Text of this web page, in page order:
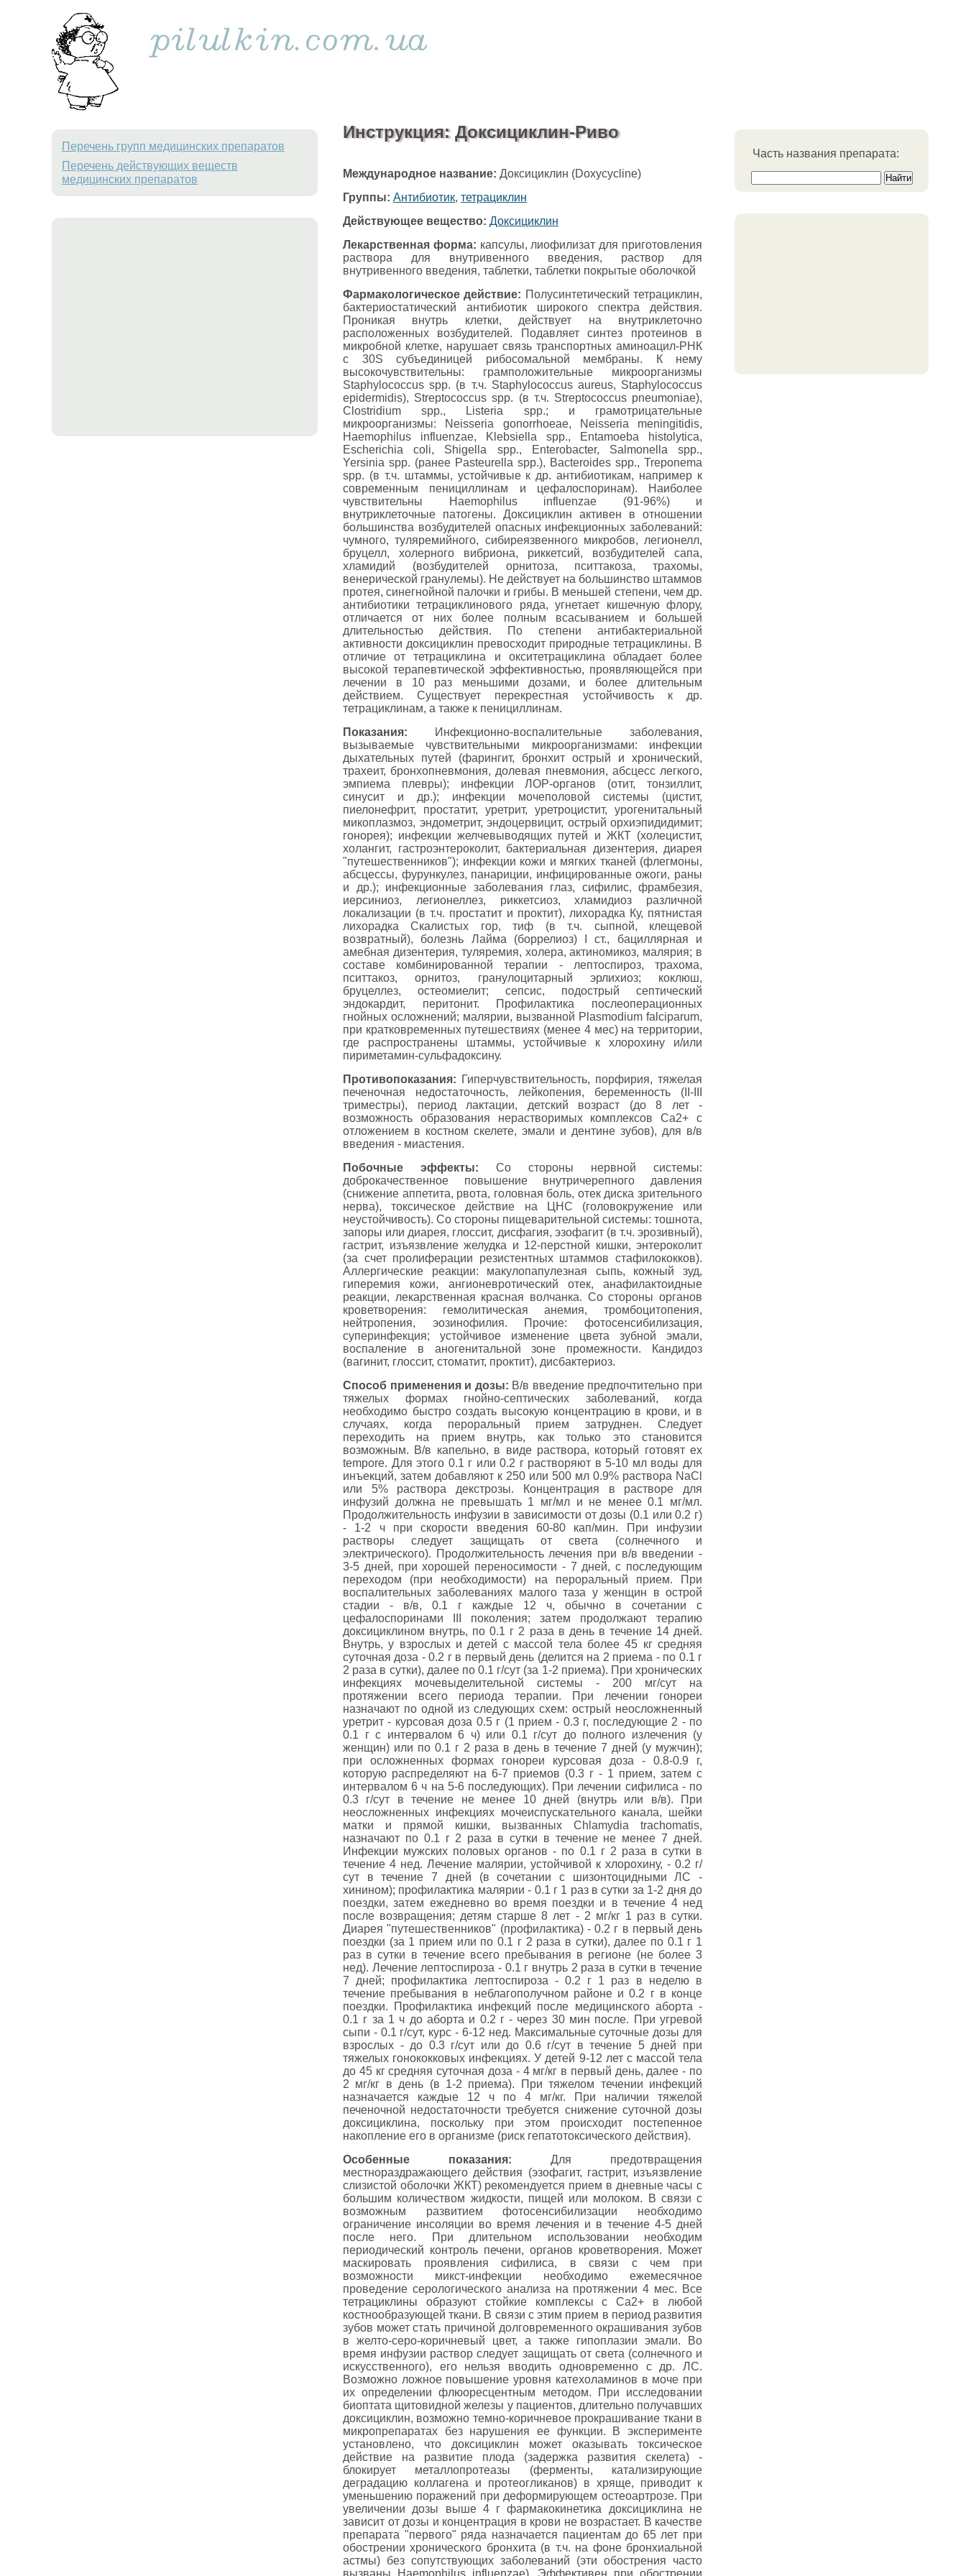
Перечень групп медицинских препаратов
Перечень действующих веществ
медицинских препаратов
Часть названия препарата:
Инструкция: Доксициклин-Риво
Международное название: Доксициклин (Doxycycline)
Группы: Антибиотик, тетрациклин
Действующее вещество: Доксициклин
Лекарственная форма: капсулы, лиофилизат для приготовления
раствора для внутривенного введения, раствор для
внутривенного введения, таблетки, таблетки покрытые оболочкой
Фармакологическое действие: Полусинтетический тетрациклин,
бактериостатический антибиотик широкого спектра действия.
Проникая внутрь клетки, действует на внутриклеточно
расположенных возбудителей. Подавляет синтез протеинов в
микробной клетке, нарушает связь транспортных аминоацил-РНК
с 30S субъединицей рибосомальной мембраны. К нему
высокочувствительны: грамположительные микроорганизмы
Staphylococcus spp. (в т.ч. Staphylococcus aureus, Staphylococcus
epidermidis), Streptococcus spp. (в т.ч. Streptococcus pneumoniae),
Clostridium spp., Listeria spp.; и грамотрицательные
микроорганизмы:
Neisseria gonorrhoeae, Neisseria meningitidis,
Haemophilus influenzae, Klebsiella spp., Entamoeba histolytica,
Escherichia coli, Shigella spp., Enterobacter, Salmonella spp.,
Yersinia spp. (ранее Pasteurella spp.), Bacteroides spp., Treponema
spp. (в т.ч. штаммы, устойчивые к др. антибиотикам, например к
современным пенициллинам и цефалоспоринам). Наиболее
чувствительны
Haemophilus influenzae (91-96%) и
внутриклеточные патогены. Доксициклин активен в отношении
большинства возбудителей опасных инфекционных заболеваний:
чумного, туляремийного, сибиреязвенного микробов, легионелл,
бруцелл, холерного вибриона, риккетсий, возбудителей сапа,
хламидий (возбудителей орнитоза, пситтакоза, трахомы,
венерической гранулемы). Не действует на большинство штаммов
протея, синегнойной палочки и грибы. В меньшей степени, чем др.
антибиотики тетрациклинового ряда, угнетает кишечную флору,
отличается от них более полным всасыванием и большей
длительностью действия. По степени антибактериальной
активности доксициклин превосходит природные тетрациклины. В
отличие от тетрациклина и окситетрациклина обладает более
высокой терапевтической эффективностью, проявляющейся при
лечении в 10 раз меньшими дозами, и более длительным
действием. Существует перекрестная устойчивость к др.
тетрациклинам, а также к пенициллинам.
Показания: Инфекционно-воспалительные заболевания,
вызываемые чувствительными микроорганизмами: инфекции
дыхательных путей (фарингит, бронхит острый и хронический,
трахеит, бронхопневмония, долевая пневмония, абсцесс легкого,
эмпиема плевры); инфекции ЛОР-органов (отит, тонзиллит,
синусит и др.); инфекции мочеполовой системы (цистит,
пиелонефрит, простатит, уретрит, уретроцистит, урогенитальный
микоплазмоз, эндометрит, эндоцервицит, острый орхиэпидидимит;
гонорея); инфекции желчевыводящих путей и ЖКТ (холецистит,
холангит, гастроэнтероколит, бактериальная дизентерия, диарея
"путешественников"); инфекции кожи и мягких тканей (флегмоны,
абсцессы, фурункулез, панариции, инфицированные ожоги, раны
и др.); инфекционные заболевания глаз, сифилис, фрамбезия,
иерсиниоз, легионеллез, риккетсиоз, хламидиоз различной
локализации (в т.ч. простатит и проктит), лихорадка Ку, пятнистая
лихорадка Скалистых гор, тиф (в т.ч. сыпной, клещевой
возвратный), болезнь Лайма (боррелиоз) I ст., бациллярная и
амебная дизентерия, туляремия, холера, актиномикоз, малярия; в
составе комбинированной терапии - лептоспироз, трахома,
пситтакоз, орнитоз, гранулоцитарный эрлихиоз; коклюш,
бруцеллез, остеомиелит; сепсис, подострый септический
эндокардит, перитонит. Профилактика послеоперационных
гнойных осложнений; малярии, вызванной Plasmodium falciparum,
при кратковременных путешествиях (менее 4 мес) на территории,
где распространены штаммы, устойчивые к хлорохину и/или
пириметамин-сульфадоксину.
Противопоказания: Гиперчувствительность, порфирия, тяжелая
печеночная недостаточность, лейкопения, беременность (II-III
триместры), период лактации, детский возраст (до 8 лет -
возможность образования нерастворимых комплексов Ca2+ с
отложением в костном скелете, эмали и дентине зубов), для в/в
введения - миастения.
Побочные эффекты: Со стороны нервной системы:
доброкачественное повышение внутричерепного давления
(снижение аппетита, рвота, головная боль, отек диска зрительного
нерва), токсическое действие на ЦНС (головокружение или
неустойчивость). Со стороны пищеварительной системы: тошнота,
запоры или диарея, глоссит, дисфагия, эзофагит (в т.ч. эрозивный),
гастрит, изъязвление желудка и 12-перстной кишки, энтероколит
(за счет пролиферации резистентных штаммов стафилококков).
Аллергические реакции: макулопапулезная сыпь, кожный зуд,
гиперемия кожи, ангионевротический отек, анафилактоидные
реакции, лекарственная красная волчанка. Со стороны органов
кроветворения: гемолитическая анемия, тромбоцитопения,
нейтропения, эозинофилия. Прочие: фотосенсибилизация,
суперинфекция; устойчивое изменение цвета зубной эмали,
воспаление в аногенитальной зоне промежности. Кандидоз
(вагинит, глоссит, стоматит, проктит), дисбактериоз.
Способ применения и дозы: В/в введение предпочтительно при
тяжелых формах гнойно-септических заболеваний, когда
необходимо быстро создать высокую концентрацию в крови, и в
случаях, когда пероральный прием затруднен. Следует
переходить на прием внутрь, как только это становится
возможным. В/в капельно, в виде раствора, который готовят ex
tempore. Для этого 0.1 г или 0.2 г растворяют в 5-10 мл воды для
инъекций, затем добавляют к 250 или 500 мл 0.9% раствора NaCl
или 5% раствора декстрозы. Концентрация в растворе для
инфузий должна не превышать 1 мг/мл и не менее 0.1 мг/мл.
Продолжительность инфузии в зависимости от дозы (0.1 или 0.2 г)
- 1-2 ч при скорости введения 60-80 кап/мин. При инфузии
растворы следует защищать от света (солнечного и
электрического). Продолжительность лечения при в/в введении -
3-5 дней, при хорошей переносимости - 7 дней, с последующим
переходом (при необходимости) на пероральный прием. При
воспалительных заболеваниях малого таза у женщин в острой
стадии - в/в, 0.1 г каждые 12 ч, обычно в сочетании с
цефалоспоринами III поколения; затем продолжают терапию
доксициклином внутрь, по 0.1 г 2 раза в день в течение 14 дней.
Внутрь, у взрослых и детей с массой тела более 45 кг средняя
суточная доза - 0.2 г в первый день (делится на 2 приема - по 0.1 г
2 раза в сутки), далее по 0.1 г/сут (за 1-2 приема). При хронических
инфекциях мочевыделительной системы - 200 мг/сут на
протяжении всего периода терапии. При лечении гонореи
назначают по одной из следующих схем: острый неосложненный
уретрит - курсовая доза 0.5 г (1 прием - 0.3 г, последующие 2 - по
0.1 г с интервалом 6 ч) или 0.1 г/сут до полного излечения (у
женщин) или по 0.1 г 2 раза в день в течение 7 дней (у мужчин);
при осложненных формах гонореи курсовая доза - 0.8-0.9 г,
которую распределяют на 6-7 приемов (0.3 г - 1 прием, затем с
интервалом 6 ч на 5-6 последующих). При лечении сифилиса - по
0.3 г/сут в течение не менее 10 дней (внутрь или в/в). При
неосложненных инфекциях мочеиспускательного канала, шейки
матки и прямой кишки, вызванных Chlamydia trachomatis,
назначают по 0.1 г 2 раза в сутки в течение не менее 7 дней.
Инфекции мужских половых органов - по 0.1 г 2 раза в сутки в
течение 4 нед. Лечение малярии, устойчивой к хлорохину, - 0.2 г/
сут в течение 7 дней (в сочетании с шизонтоцидными ЛС -
хинином); профилактика малярии - 0.1 г 1 раз в сутки за 1-2 дня до
поездки, затем ежедневно во время поездки и в течение 4 нед
после возвращения; детям старше 8 лет - 2 мг/кг 1 раз в сутки.
Диарея "путешественников" (профилактика) - 0.2 г в первый день
поездки (за 1 прием или по 0.1 г 2 раза в сутки), далее по 0.1 г 1
раз в сутки в течение всего пребывания в регионе (не более 3
нед). Лечение лептоспироза - 0.1 г внутрь 2 раза в сутки в течение
7 дней; профилактика лептоспироза - 0.2 г 1 раз в неделю в
течение пребывания в неблагополучном районе и 0.2 г в конце
поездки. Профилактика инфекций после медицинского аборта -
0.1 г за 1 ч до аборта и 0.2 г - через 30 мин после. При угревой
сыпи - 0.1 г/сут, курс - 6-12 нед. Максимальные суточные дозы для
взрослых - до 0.3 г/сут или до 0.6 г/сут в течение 5 дней при
тяжелых гонококковых инфекциях. У детей 9-12 лет с массой тела
до 45 кг средняя суточная доза - 4 мг/кг в первый день, далее - по
2 мг/кг в день (в 1-2 приема). При тяжелом течении инфекций
назначается каждые 12 ч по 4 мг/кг. При наличии тяжелой
печеночной недостаточности требуется снижение суточной дозы
доксициклина, поскольку при этом происходит постепенное
накопление его в организме (риск гепатотоксического действия).
Особенные показания: Для предотвращения
местнораздражающего действия (эзофагит, гастрит, изъязвление
слизистой оболочки ЖКТ) рекомендуется прием в дневные часы с
большим количеством жидкости, пищей или молоком. В связи с
возможным развитием фотосенсибилизации необходимо
ограничение инсоляции во время лечения и в течение 4-5 дней
после него. При длительном использовании необходим
периодический контроль печени, органов кроветворения. Может
маскировать проявления сифилиса, в связи с чем при
возможности микст-инфекции необходимо ежемесячное
проведение серологического анализа на протяжении 4 мес. Все
тетрациклины образуют стойкие комплексы с Ca2+ в любой
костнообразующей ткани. В связи с этим прием в период развития
зубов может стать причиной долговременного окрашивания зубов
в желто-серо-коричневый цвет, а также гипоплазии эмали. Во
время инфузии раствор следует защищать от света (солнечного и
искусственного), его нельзя вводить одновременно с др. ЛС.
Возможно ложное повышение уровня катехоламинов в моче при
их определении флюоресцентным методом. При исследовании
биоптата щитовидной железы у пациентов, длительно получавших
доксициклин, возможно темно-коричневое прокрашивание ткани в
микропрепаратах без нарушения ее функции. В эксперименте
установлено, что доксициклин может оказывать токсическое
действие на развитие плода (задержка развития скелета) -
блокирует металлопротеазы (ферменты, катализирующие
деградацию коллагена и протеогликанов) в хряще, приводит к
уменьшению поражений при деформирующем остеоартрозе. При
увеличении дозы выше 4 г фармакокинетика доксициклина не
зависит от дозы и концентрация в крови не возрастает. В качестве
препарата "первого" ряда назначается пациентам до 65 лет при
обострении хронического бронхита (в т.ч. на фоне бронхиальной
астмы) без сопутствующих заболеваний (эти обострения часто
вызваны Haemophilus influenzae). Эффективен при обострении